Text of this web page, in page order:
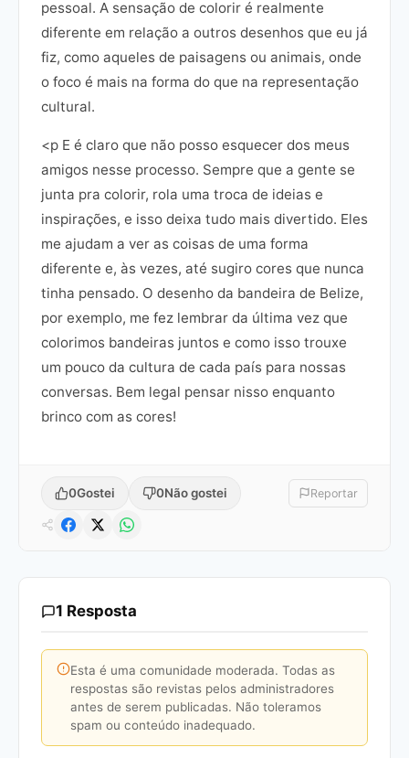
pessoal. A sensação de colorir é realmente
diferente em relação a outros desenhos que eu já
fiz, como aqueles de paisagens ou animais, onde
o foco é mais na forma do que na representação
cultural.
<p E é claro que não posso esquecer dos meus
amigos nesse processo. Sempre que a gente se
junta pra colorir, rola uma troca de ideias e
inspirações, e isso deixa tudo mais divertido. Eles
me ajudam a ver as coisas de uma forma
diferente e, às vezes, até sugiro cores que nunca
tinha pensado. O desenho da bandeira de Belize,
por exemplo, me fez lembrar da última vez que
colorimos bandeiras juntos e como isso trouxe
um pouco da cultura de cada país para nossas
conversas. Bem legal pensar nisso enquanto
brinco com as cores!
0Gostei 0Não gostei Reportar
1 Resposta
Esta é uma comunidade moderada. Todas as
respostas são revistas pelos administradores
antes de serem publicadas. Não toleramos
spam ou conteúdo inadequado.